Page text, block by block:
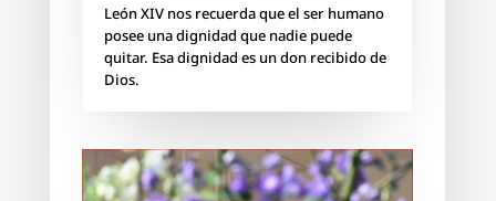
León XIV nos recuerda que el ser humano
posee una dignidad que nadie puede
quitar. Esa dignidad es un don recibido de
Dios.